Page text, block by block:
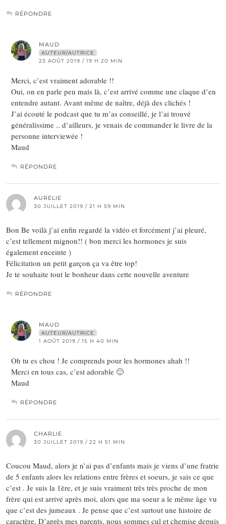
RÉPONDRE
MAUD
AUTEUR/AUTRICE
23 AOÛT 2019 / 19 H 20 MIN
Merci, c’est vraiment adorable !!
Oui, on en parle peu mais là, c’est arrivé comme une claque d’en
entendre autant. Avant même de naître, déjà des clichés !
J’ai écouté le podcast que tu m’as conseillé, je l’ai trouvé
généralissime .. d’ailleurs, je venais de commander le livre de la
personne interviewée !
Maud
RÉPONDRE
AURELIE
30 JUILLET 2019 / 21 H 59 MIN
Bon Be voilà j’ai enfin regardé la vidéo et forcément j’ai pleuré,
c’est tellement mignon!! ( bon merci les hormones je suis
également enceinte )
Félicitation un petit garçon ça va être top!
Je te souhaite tout le bonheur dans cette nouvelle aventure
RÉPONDRE
MAUD
AUTEUR/AUTRICE
1 AOÛT 2019 / 15 H 40 MIN
Oh tu es chou ! Je comprends pour les hormones ahah !!
Merci en tous cas, c’est adorable 🙂
Maud
RÉPONDRE
CHARLIE
30 JUILLET 2019 / 22 H 51 MIN
Coucou Maud, alors je n’ai pas d’enfants mais je viens d’une fratrie
de 5 enfants alors les relations entre frères et soeurs, je sais ce que
c’est . Je suis la 1ère, et je suis vraiment très très proche de mon
frère qui est arrivé après moi, alors que ma soeur a le même âge vu
que c’est des jumeaux . Je pense que c’est surtout une histoire de
caractère. D’après mes parents, nous sommes cul et chemise depuis